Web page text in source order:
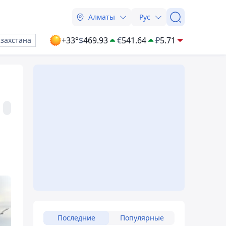
Алматы Рус
+33°$469.93 €541.64 ₽5.71
Последние Популярные